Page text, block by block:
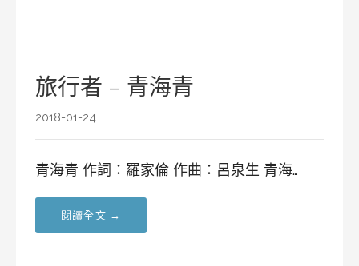
旅行者 – 青海青
2018-01-24
青海青 作詞：羅家倫 作曲：呂泉生 青海…
閱讀全文 →